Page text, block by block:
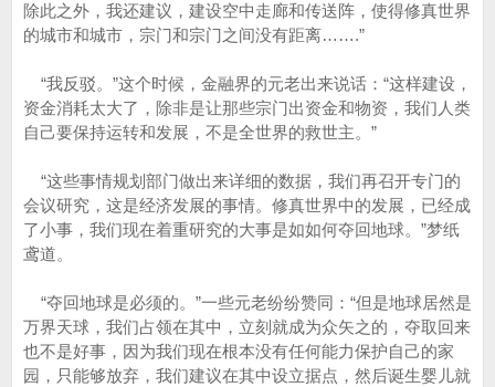
除此之外，我还建议，建设空中走廊和传送阵，使得修真世界
的城市和城市，宗门和宗门之间没有距离…….”
“我反驳。”这个时候，金融界的元老出来说话：“这样建设，
资金消耗太大了，除非是让那些宗门出资金和物资，我们人类
自己要保持运转和发展，不是全世界的救世主。”
“这些事情规划部门做出来详细的数据，我们再召开专门的
会议研究，这是经济发展的事情。修真世界中的发展，已经成
了小事，我们现在着重研究的大事是如如何夺回地球。”梦纸
鸢道。
“夺回地球是必须的。”一些元老纷纷赞同：“但是地球居然是
万界天球，我们占领在其中，立刻就成为众矢之的，夺取回来
也不是好事，因为我们现在根本没有任何能力保护自己的家
园，只能够放弃，我们建议在其中设立据点，然后诞生婴儿就